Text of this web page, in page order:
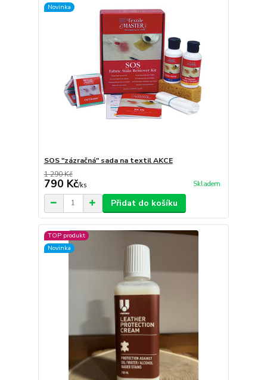
Novinka
SOS "zázračná" sada na textil AKCE
1 290 Kč
790 Kč/ks Skladem
Přidat do košíku
TOP produkt
Novinka